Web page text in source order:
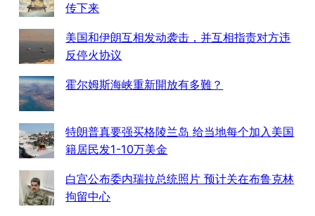
传下来
美国和伊朗互相发动袭击，并互相指责对方违
反停火协议
霍尔姆斯海峡重新開放有多難？
特朗普真要强买格陵兰岛 给当地每个加入美国
籍居民发1-10万美金
白宫公布委内瑞拉总统照片 预计关在布鲁克林
拘留中心